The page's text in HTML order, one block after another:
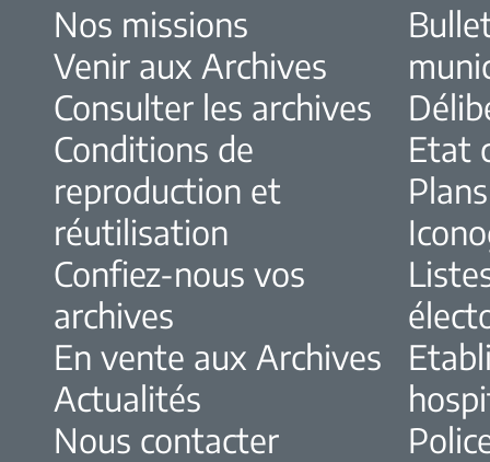
Nos missions
Venir aux Archives
Consulter les archives
Conditions de
reproduction et
réutilisation
Confiez-nous vos
archives
En vente aux Archives
Actualités
Nous contacter
Etat
Plans